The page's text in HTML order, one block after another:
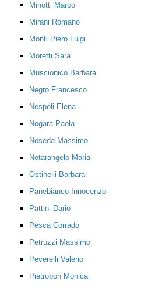
Minotti Marco
Mirani Romano
Monti Piero Luigi
Moretti Sara
Muscionico Barbara
Negro Francesco
Nespoli Elena
Nogara Paola
Noseda Massimo
Notarangelo Maria
Ostinelli Barbara
Panebianco Innocenzo
Pattini Dario
Pesca Corrado
Petruzzi Massimo
Peverelli Valerio
Pietrobon Monica